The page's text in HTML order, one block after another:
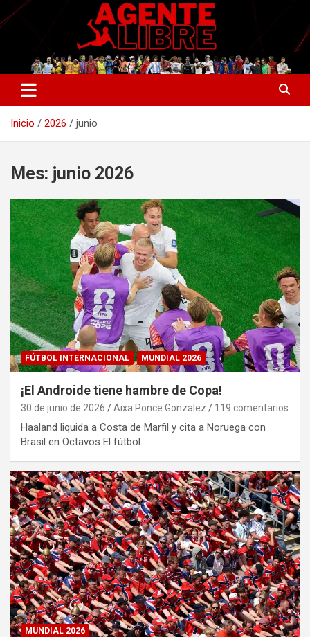
Saltar
al
Agente Libre Digital
La nueva generación del periodismo deportivo.
Inicio 2026 junio
Mes: junio 2026
FÚTBOL INTERNACIONAL MUNDIAL 2026
¡El Androide tiene hambre de Copa!
30 de junio de 2026 Aixa Ponce Gonzalez 119 comentarios
Haaland liquida a Costa de Marfil y cita a Noruega con
Brasil en Octavos El fútbol…
MUNDIAL 2026